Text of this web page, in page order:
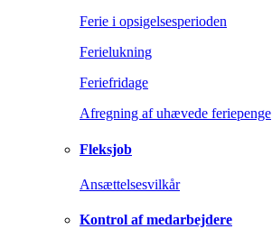
Ferie i opsigelsesperioden
Ferielukning
Feriefridage
Afregning af uhævede feriepenge
Fleksjob
Ansættelsesvilkår
Kontrol af medarbejdere